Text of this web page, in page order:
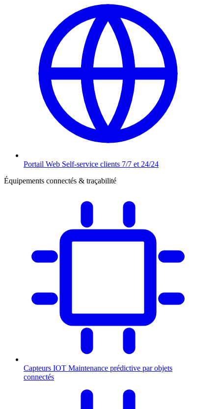
Portail Web Self-service clients 7/7 et 24/24
Équipements connectés & traçabilité
Capteurs IOT Maintenance prédictive par objets
connectés